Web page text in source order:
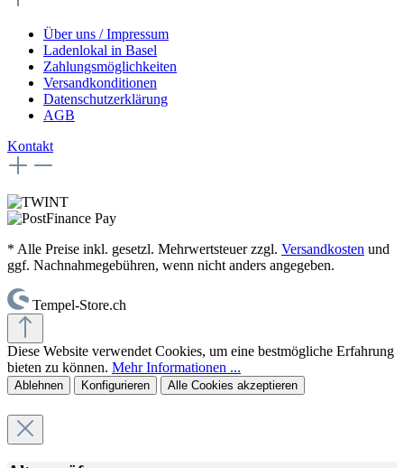
Über uns / Impressum
Ladenlokal in Basel
Zahlungsmöglichkeiten
Versandkonditionen
Datenschutzerklärung
AGB
Kontakt
* Alle Preise inkl. gesetzl. Mehrwertsteuer zzgl. Versandkosten und
ggf. Nachnahmegebühren, wenn nicht anders angegeben.
Tempel-Store.ch
Diese Website verwendet Cookies, um eine bestmögliche Erfahrung
bieten zu können. Mehr Informationen ...
Ablehnen Konfigurieren Alle Cookies akzeptieren